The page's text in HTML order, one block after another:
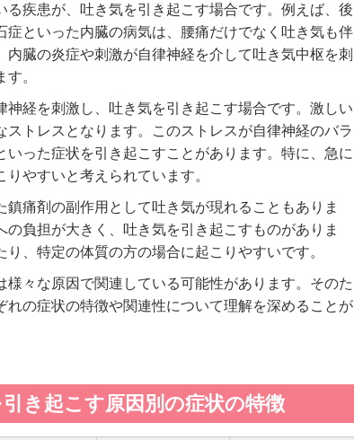
る疾患が、吐き気を引き起こす場合です。例えば、後
症といった内臓の病気は、腰痛だけでなく吐き気も伴
内臓の炎症や刺激が自律神経を介して吐き気中枢を刺
。
神経を刺激し、吐き気を引き起こす場合です。激しい
ストレスとなります。このストレスが自律神経のバラ
いった症状を引き起こすことがあります。特に、急に
やすいと考えられています。
鎮痛剤の副作用として吐き気が現れることもありま
負担が大きく、吐き気を引き起こすものがありま
、特定の体質の方の場合に起こりやすいです。
様々な原因で関連している可能性があります。そのた
れの症状の特徴や関連性について理解を深めることが
き起こす原因別の症状の特徴